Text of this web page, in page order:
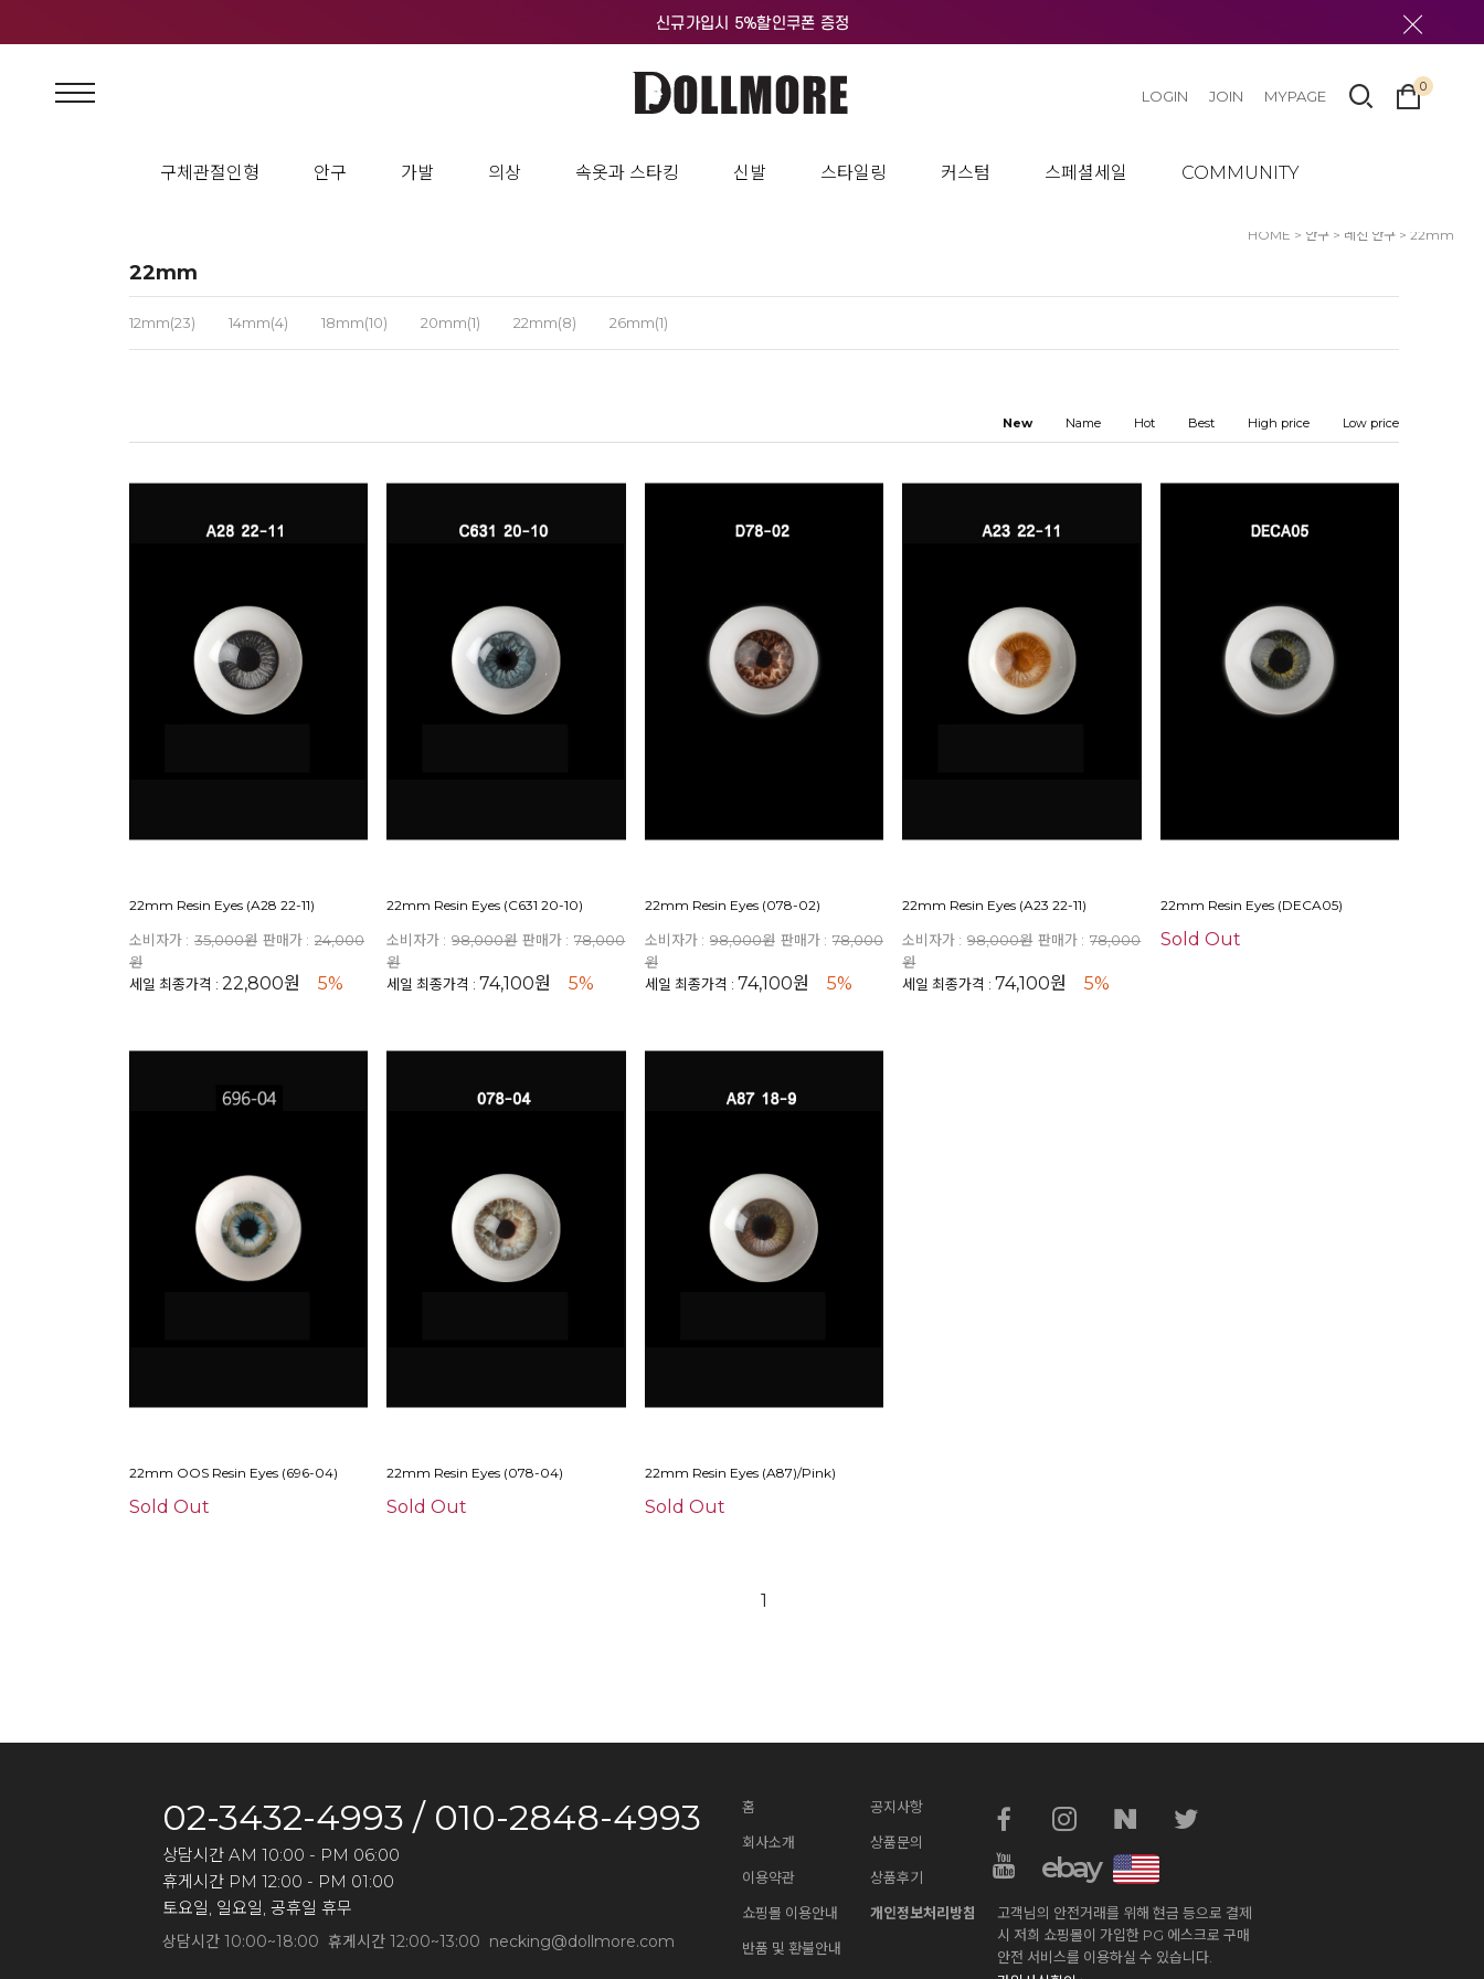
구체관절인형 안구 가발 의상 속옷과 스타킹 신발 스타일링 커스텀 스페셜세일 COMMUNITY
LOGIN JOIN MYPAGE
0
HOME > 안구 > 레진 안구 > 22mm
22mm
12mm(23) 14mm(4) 18mm(10) 20mm(1) 22mm(8) 26mm(1)
New Name Hot Best High price Low price
22mm Resin Eyes (A28 22-11)
소비자가 : 35,000원 판매가 : 24,000
원
세일 최종가격 : 22,800원 5%
22mm Resin Eyes (C631 20-10)
소비자가 : 98,000원 판매가 : 78,000
원
세일 최종가격 :74,100원 5%
22mm Resin Eyes (078-02)
소비자가 : 98,000원 판매가 : 78,000
원
세일 최종가격 : 74,100원 5%
22mm Resin Eyes (A23 22-11)
소비자가 : 98,000원 판매가 : 78,000
원
세일 최종가격 :74,100원 5%
22mm Resin Eyes (DECA05)
Sold Out
22mm OOS Resin Eyes (696-04)
Sold Out
22mm Resin Eyes (078-04)
Sold Out
22mm Resin Eyes (A87)/Pink)
Sold Out
1
02-3432-4993 / 010-2848-4993
상담시간 AM 10:00 - PM 06:00
휴게시간 PM 12:00 - PM 01:00
토요일, 일요일, 공휴일 휴무
상담시간 10:00~18:00 휴게시간 12:00~13:00 necking@dollmore.com
홈
회사소개
이용약관
쇼핑몰 이용안내
반품 및 환불안내
공지사항
상품문의
상품후기
개인정보처리방침
ebay
고객님의 안전거래를 위해 현금 등으로 결제
시 저희 쇼핑몰이 가입한 PG 에스크로 구매
안전 서비스를 이용하실 수 있습니다.